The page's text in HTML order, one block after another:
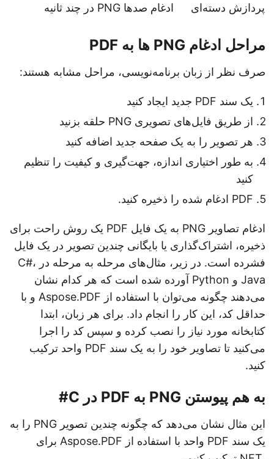
پردازش دسته‌ای
ادغام صدها PNG در چند ثانیه
مراحل ادغام PNG ها به PDF
صرف نظر از زبان برنامه‌نویسی، مراحل مشابه هستند:
یک سند PDF جدید ایجاد کنید
از طریق فایل‌های تصویری PNG حلقه بزنید
هر تصویر را به یک صفحه جدید اضافه کنید
به طور اختیاری اندازه، جهت‌گیری و کیفیت را تنظیم
کنید
PDF ادغام شده را ذخیره کنید.
ادغام تصاویر PNG به یک فایل PDF یک روش راحت برای
ذخیره، اشتراک‌گذاری یا بایگانی چندین تصویر در یک فایل
فشرده است. در زیر، مثال‌های مرحله به مرحله در C#،
Java و Python آورده شده است که هر کدام نشان
می‌دهند چگونه می‌توان با استفاده از Aspose.PDF و با
حداقل کد، این کار را انجام داد. برای هر زبان، ابتدا
کتابخانه مورد نیاز را نصب کرده و سپس کد را اجرا
می‌کنید تا تصاویر خود را به یک سند PDF واحد ترکیب
کنید.
به هم پیوستن PNG به PDF در C#
این مثال نشان می‌دهد که چگونه چندین تصویر PNG را به
یک سند PDF واحد با استفاده از Aspose.PDF برای